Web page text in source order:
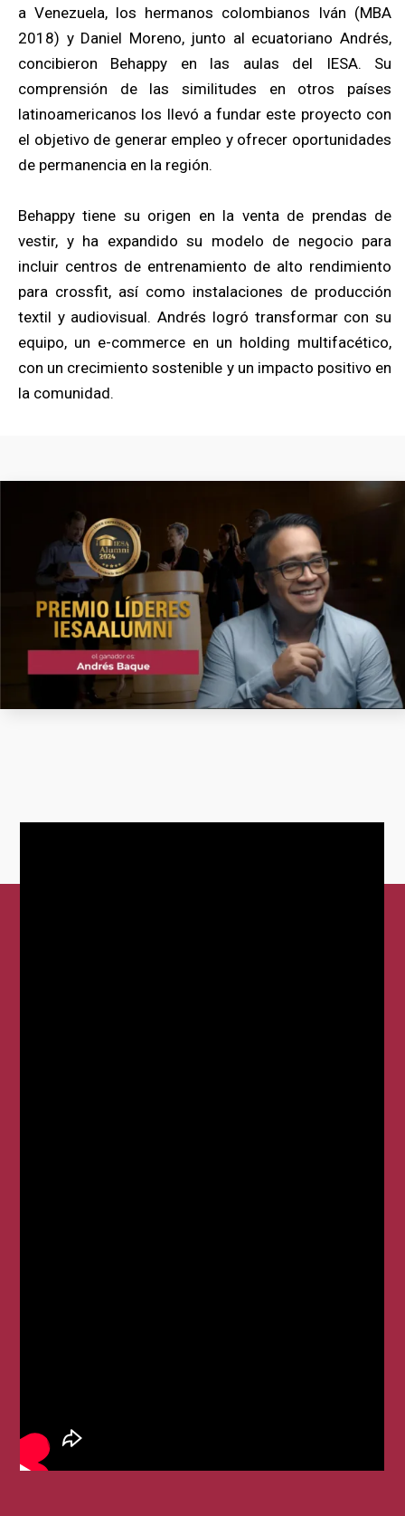
a Venezuela, los hermanos colombianos Iván (MBA
2018) y Daniel Moreno, junto al ecuatoriano Andrés,
concibieron Behappy en las aulas del IESA. Su
comprensión de las similitudes en otros países
latinoamericanos los llevó a fundar este proyecto con
el objetivo de generar empleo y ofrecer oportunidades
de permanencia en la región.
Behappy tiene su origen en la venta de prendas de
vestir, y ha expandido su modelo de negocio para
incluir centros de entrenamiento de alto rendimiento
para crossfit, así como instalaciones de producción
textil y audiovisual. Andrés logró transformar con su
equipo, un e-commerce en un holding multifacético,
con un crecimiento sostenible y un impacto positivo en
la comunidad.